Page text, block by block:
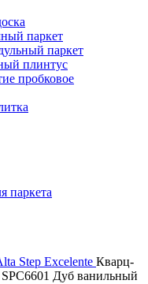
паркет
паркет
плинтус
пробковое
паркета
Step Excelente Кварц-
Дуб ванильный